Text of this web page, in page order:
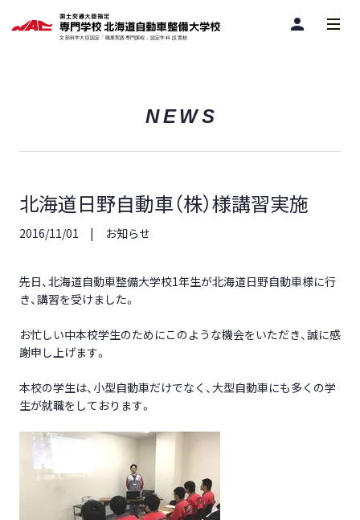
person
NEWS
北海道日野自動車（株）様講習実施
2016/11/01 お知らせ
先日、北海道自動車整備大学校1年生が北海道日野自動車様に行
き、講習を受けました。
お忙しい中本校学生のためにこのような機会をいただき、誠に感
謝申し上げます。
本校の学生は、小型自動車だけでなく、大型自動車にも多くの学
生が就職をしております。